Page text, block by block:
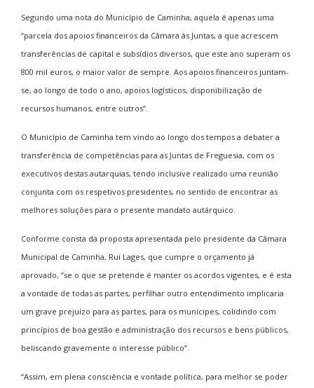
Segundo uma nota do Município de Caminha, aquela é apenas uma
“parcela dos apoios financeiros da Câmara às Juntas, a que acrescem
transferências de capital e subsídios diversos, que este ano superam os
800 mil euros, o maior valor de sempre. Aos apoios financeiros juntam-
se, ao longo de todo o ano, apoios logísticos, disponibilização de
recursos humanos, entre outros”.
O Município de Caminha tem vindo ao longo dos tempos a debater a
transferência de competências para as Juntas de Freguesia, com os
executivos destas autarquias, tendo inclusive realizado uma reunião
conjunta com os respetivos presidentes, no sentido de encontrar as
melhores soluções para o presente mandato autárquico.
Conforme consta da proposta apresentada pelo presidente da Câmara
Municipal de Caminha, Rui Lages, que cumpre o orçamento já
aprovado, “se o que se pretende é manter os acordos vigentes, e é esta
a vontade de todas as partes, perfilhar outro entendimento implicaria
um grave prejuízo para as partes, para os munícipes, colidindo com
princípios de boa gestão e administração dos recursos e bens públicos,
beliscando gravemente o interesse público”.
“Assim, em plena consciência e vontade política, para melhor se poder